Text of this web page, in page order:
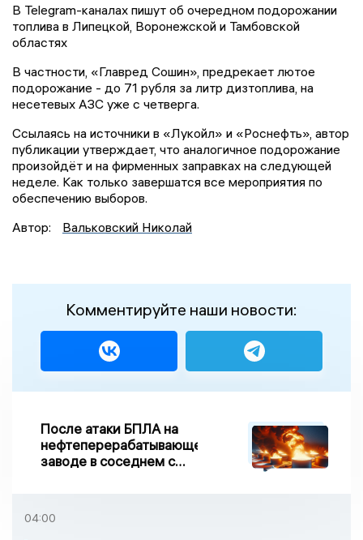
В Telegram-каналах пишут об очередном подорожании
топлива в Липецкой, Воронежской и Тамбовской
областях
В частности, «Главред Сошин», предрекает лютое
подорожание - до 71 рубля за литр дизтоплива, на
несетевых АЗС уже с четверга.
Ссылаясь на источники в «Лукойл» и «Роснефть», автор
публикации утверждает, что аналогичное подорожание
произойдёт и на фирменных заправках на следующей
неделе. Как только завершатся все мероприятия по
обеспечению выборов.
Автор:
Вальковский Николай
Комментируйте наши новости:
После атаки БПЛА на
нефтеперерабатывающем
заводе в соседнем с
04:00